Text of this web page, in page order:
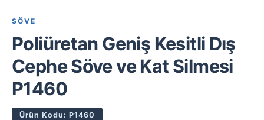
SÖVE
Poliüretan Geniş Kesitli Dış
Cephe Söve ve Kat Silmesi
P1460
Ürün Kodu: P1460